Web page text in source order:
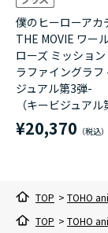
僕のヒーローアカ
THE MOVIE ワー
ローズ ミッション
ラファイングラフ
ジュアル第3弾-
（キービジュアル
¥20,370
TOP > TOHO
TOP > TOHO